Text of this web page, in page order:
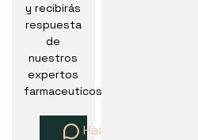
y recibirás
respuesta
de
nuestros
expertos
farmaceuticos
Haz una pregunta